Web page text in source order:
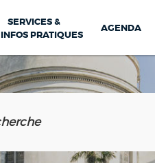
SERVICES &
INFOS PRATIQUES
AGENDA